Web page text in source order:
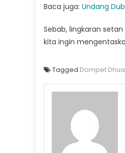
Baca juga: Undang
Sebab, lingkaran
kita ingin
Tagged Dompet